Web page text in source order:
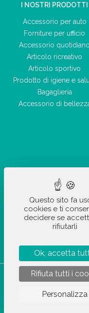
I NOSTRI PRODOTTI
Accessorio per auto
Forniture per ufficio
Accessorio quotidiano
Articolo ricreativo
Articolo sportivo
Prodotto di igiene e
Bagaglieria
Accessorio di
STOCKETIK ©
Questo sito fa
cookies e ti
decidere se
rifiutarli
Ok, accetta
Rifiuta tutti i
Personalizza